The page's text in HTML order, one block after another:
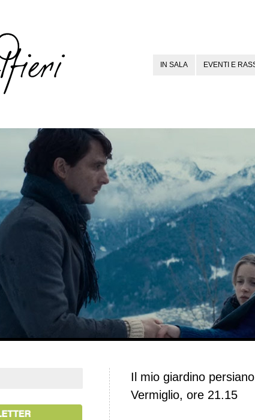
IN SALA EVENTI E
Il mio giardino
Vermiglio, ore 21.15